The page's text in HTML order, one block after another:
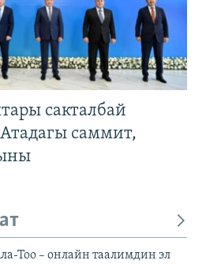
сакталбай
саммит,
Тоо – онлайн таалимдин эл